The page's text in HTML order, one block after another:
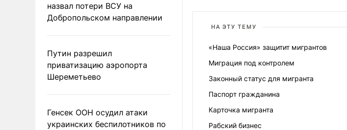
назвал потери ВСУ на
Добропольском направлении
Путин разрешил
приватизацию аэропорта
Шереметьево
Генсек ООН осудил атаки
украинских беспилотников по
НА ЭТУ ТЕМУ
«Наша Россия» защитит мигрантов
Миграция под контролем
Законный статус для мигранта
Паспорт гражданина
Карточка мигранта
Рабский бизнес